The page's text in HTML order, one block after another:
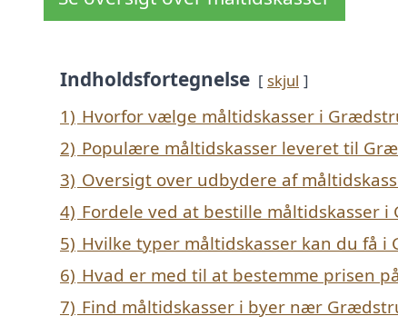
Indholdsfortegnelse skjul
1) Hvorfor vælge måltidskasser i
2) Populære måltidskasser leveret til
3) Oversigt over udbydere af
4) Fordele ved at bestille måltidskasser
5) Hvilke typer måltidskasser kan du få i
6) Hvad er med til at bestemme prisen
7) Find måltidskasser i byer nær